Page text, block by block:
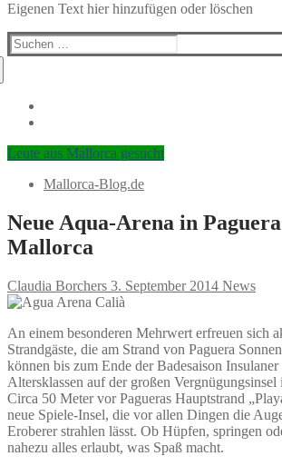
Eigenen Text hier hinzufügen oder löschen
Suchen
nach:
Leute aus Mallorca gesucht
Mallorca-Blog.de
Neue Aqua-Arena in
Mallorca
Claudia Borchers 3. September 2014 News
An einem besonderen Mehrwert erfreuen sich
Strandgäste, die am Strand von Paguera
können bis zum Ende der Badesaison
Altersklassen auf der großen
Circa 50 Meter vor Pagueras Hauptstrand
neue Spiele-Insel, die vor allen Dingen die
Eroberer strahlen lässt. Ob Hüpfen, springen
nahezu alles erlaubt, was Spaß macht.